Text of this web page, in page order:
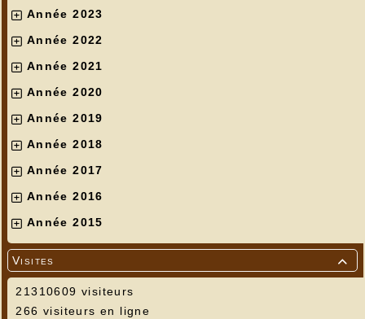
Année 2023
Année 2022
Année 2021
Année 2020
Année 2019
Année 2018
Année 2017
Année 2016
Année 2015

Visites
21310609 visiteurs
266 visiteurs en ligne
Photos Béatrice VOLLE AUNEAU